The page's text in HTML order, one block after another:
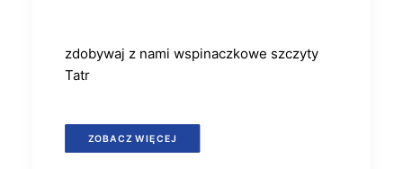
zdobywaj z nami wspinaczkowe szczyty
Tatr
ZOBACZ WIĘCEJ